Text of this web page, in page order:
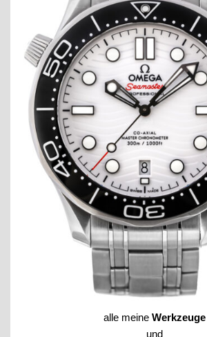
alle meine Werkzeuge
und